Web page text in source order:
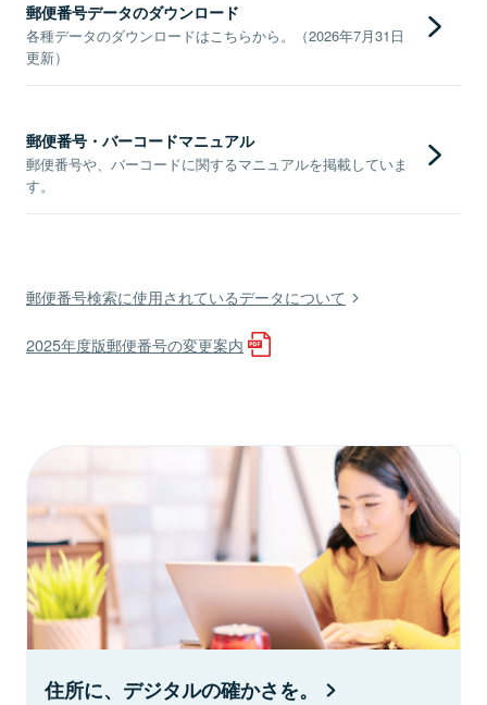
郵便番号データのダウンロード
各種データのダウンロードはこちらから。（2026年7月31日
更新）
郵便番号・バーコードマニュアル
郵便番号や、バーコードに関するマニュアルを掲載していま
す。
郵便番号検索に使用されているデータについて
2025年度版郵便番号の変更案内
住所に、デジタルの確かさを。